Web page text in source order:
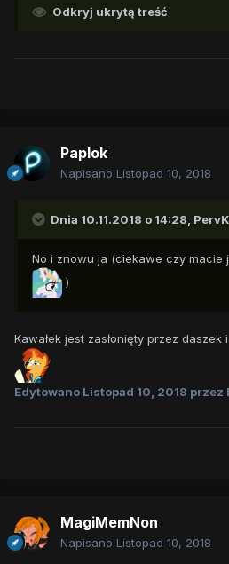
Odkryj ukrytą treść
Paplok
Napisano Listopad 10, 2018
Dnia 10.11.2018 o 14:28,
No i znowu ja (ciekawe czy macie
)
Kawałek jest zasłonięty przez daszek
Edytowano Listopad 10, 2018 przez
MagiMemNon
Napisano Listopad 10, 2018